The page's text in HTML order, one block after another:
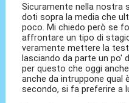
Sicuramente nella nostra
doti sopra la media che
poco. Mi chiedo però se
affrontare un tipo di
veramente mettere la
lasciando da parte un po'
per questo che oggi
anche da intruppone qual
secondo, si fa preferire a